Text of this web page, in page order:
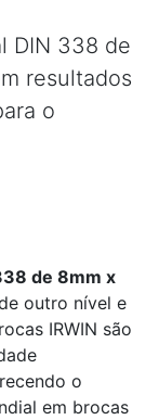
DIN 338 de
resultados
o
de 8mm x
outro nível e
IRWIN são
o
em brocas